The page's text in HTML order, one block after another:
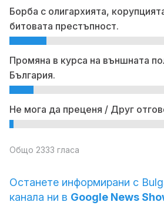
Борба с олигархията,
битовата престъпност.
Промяна в курса на външната
България.
Не мога да преценя / Друг
Общо 2333 гласа
Останете информирани с
канала ни в Google News